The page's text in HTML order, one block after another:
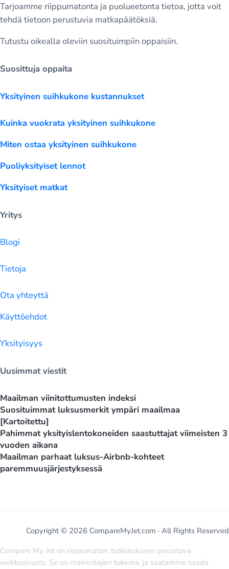
Tarjoamme riippumatonta ja puolueetonta tietoa, jotta voit
tehdä tietoon perustuvia matkapäätöksiä.
Tutustu oikealla oleviin suosituimpiin oppaisiin.
Suosittuja oppaita
Yksityinen suihkukone kustannukset
Kuinka vuokrata yksityinen suihkukone
Miten ostaa yksityinen suihkukone
Puoliyksityiset lennot
Yksityiset matkat
Yritys
Blogi
Tietoja
Ota yhteyttä
Käyttöehdot
Yksityisyys
Uusimmat viestit
Maailman viinitottumusten indeksi
Suosituimmat luksusmerkit ympäri maailmaa
[Kartoitettu]
Pahimmat yksityislentokoneiden saastuttajat viimeisten 3
vuoden aikana
Maailman parhaat luksus-Airbnb-kohteet
paremmuusjärjestyksessä
Copyright © 2026 CompareMyJet.com · All Rights Reserved
Compare My Jet on riippumaton, tutkimukseen perustuva
verkkosivusto. Se on mainostajien tukema, ja saatamme saada